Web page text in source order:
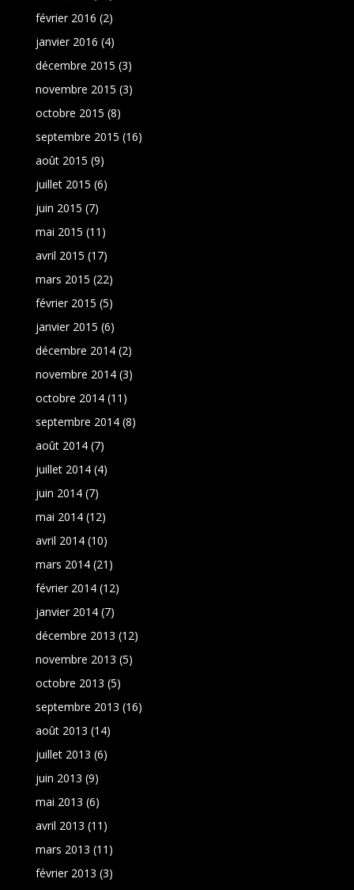
février 2016 (2)
janvier 2016 (4)
décembre 2015 (3)
novembre 2015 (3)
octobre 2015 (8)
septembre 2015 (16)
août 2015 (9)
juillet 2015 (6)
juin 2015 (7)
mai 2015 (11)
avril 2015 (17)
mars 2015 (22)
février 2015 (5)
janvier 2015 (6)
décembre 2014(2)
novembre 2014(3)
octobre 2014(11)
septembre 2014(8)
août 2014(7)
juillet 2014(4)
juin 2014(7)
mai 2014(12)
avril 2014(10)
mars 2014(21)
février 2014(12)
janvier 2014(7)
décembre 2013 (12)
novembre 2013 (5)
octobre 2013 (5)
septembre 2013 (16)
août 2013 (14)
juillet 2013 (6)
juin 2013 (9)
mai 2013 (6)
avril 2013 (11)
mars 2013 (11)
février 2013 (3)